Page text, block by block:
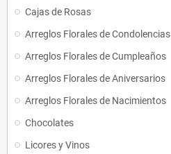
Cajas de Rosas
Arreglos Florales de Condolencias
Arreglos Florales de Cumpleaños
Arreglos Florales de Aniversarios
Arreglos Florales de Nacimientos
Chocolates
Licores y Vinos